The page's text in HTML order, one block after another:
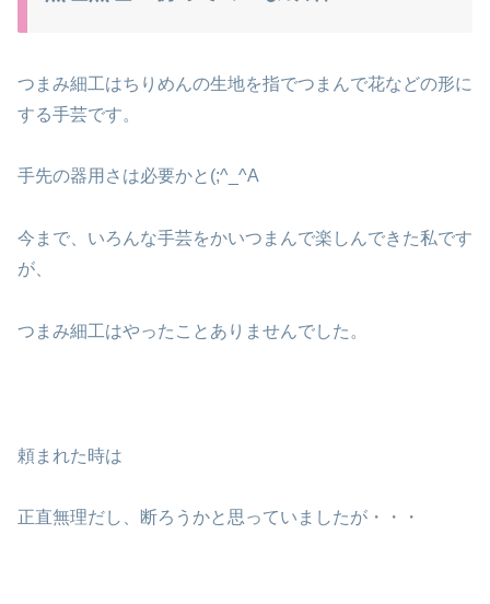
つまみ細工はちりめんの生地を指でつまんで花などの形に
する手芸です。
手先の器用さは必要かと(;^_^A
今まで、いろんな手芸をかいつまんで楽しんできた私です
が、
つまみ細工はやったことありませんでした。
頼まれた時は
正直無理だし、断ろうかと思っていましたが・・・